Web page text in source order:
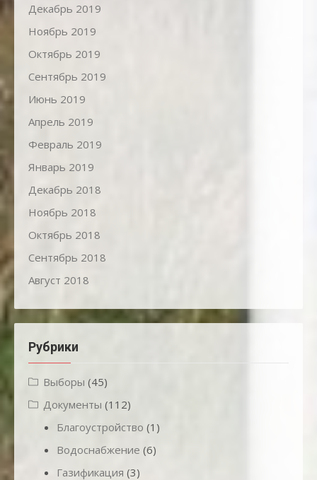
Декабрь 2019
Ноябрь 2019
Октябрь 2019
Сентябрь 2019
Июнь 2019
Апрель 2019
Февраль 2019
Январь 2019
Декабрь 2018
Ноябрь 2018
Октябрь 2018
Сентябрь 2018
Август 2018
Рубрики
Выборы (45)
Документы (112)
Благоустройство (1)
Водоснабжение (6)
Газификация (3)